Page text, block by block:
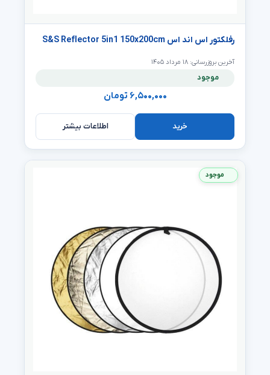
رفلکتور اس اند اس S&S Reflector 5in1 150x200cm
آخرین بروزرسانی: ۱۸ مرداد ۱۴۰۵
موجود
۶,۵۰۰,۰۰۰ تومان
خرید اطلاعات بیشتر
موجود